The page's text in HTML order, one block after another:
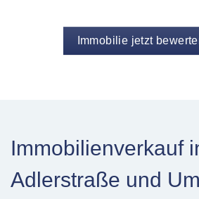
Immobilie jetzt
Immobilienverkauf
Adlerstraße und